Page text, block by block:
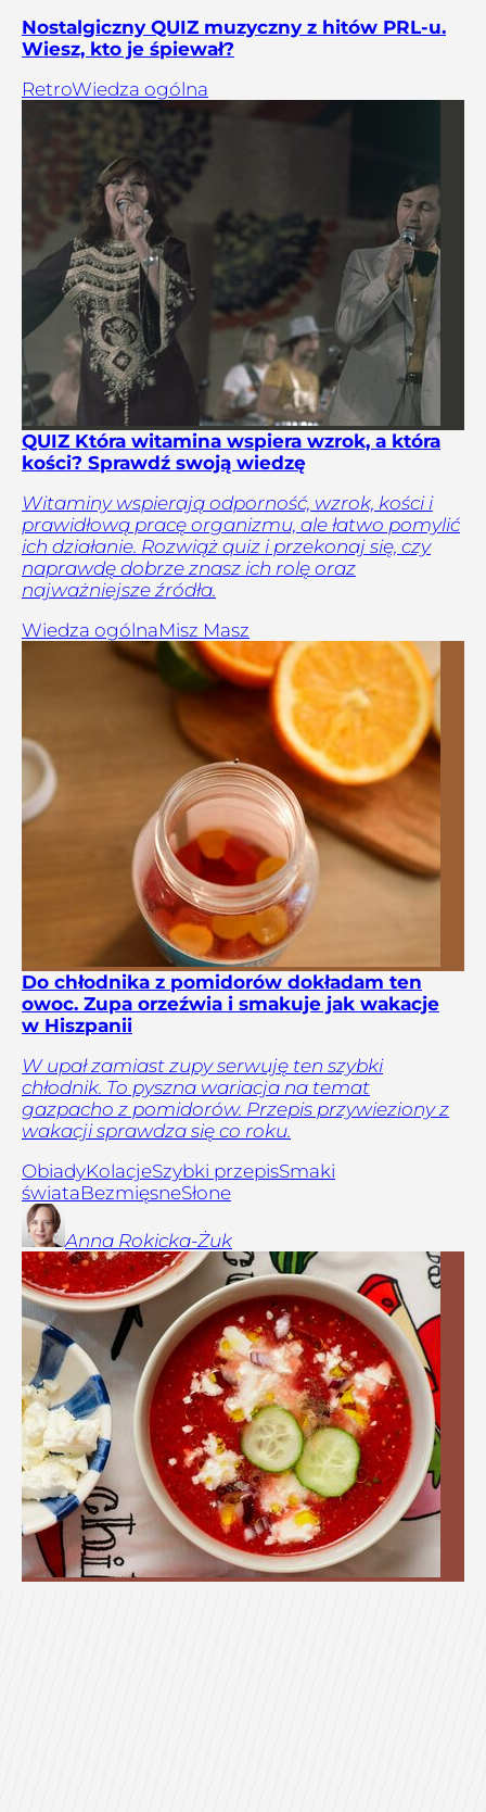
Nostalgiczny QUIZ muzyczny z hitów PRL-u.
Wiesz, kto je śpiewał?
RetroWiedza ogólna
QUIZ Która witamina wspiera wzrok, a która
kości? Sprawdź swoją wiedzę
Witaminy wspierają odporność, wzrok, kości i
prawidłową pracę organizmu, ale łatwo pomylić
ich działanie. Rozwiąż quiz i przekonaj się, czy
naprawdę dobrze znasz ich rolę oraz
najważniejsze źródła.
Wiedza ogólnaMisz Masz
Do chłodnika z pomidorów dokładam ten
owoc. Zupa orzeźwia i smakuje jak wakacje
w Hiszpanii
W upał zamiast zupy serwuję ten szybki
chłodnik. To pyszna wariacja na temat
gazpacho z pomidorów. Przepis przywieziony z
wakacji sprawdza się co roku.
ObiadyKolacjeSzybki przepisSmaki
świataBezmięsneSłone
Anna Rokicka-Żuk